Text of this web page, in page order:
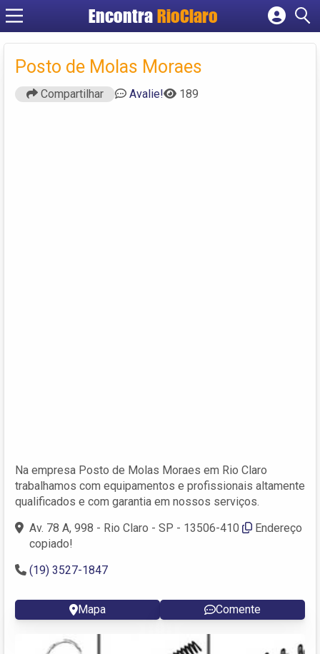
Encontra RioClaro
Cadastrar empresa
Criar conta
Posto de Molas Moraes
Compartilhar Avalie! 189
Na empresa Posto de Molas Moraes em Rio Claro
trabalhamos com equipamentos e profissionais altamente
qualificados e com garantia em nossos serviços.
Av. 78 A, 998 - Rio Claro - SP - 13506-410
Endereço
copiado!
(19) 3527-1847
Mapa Comente